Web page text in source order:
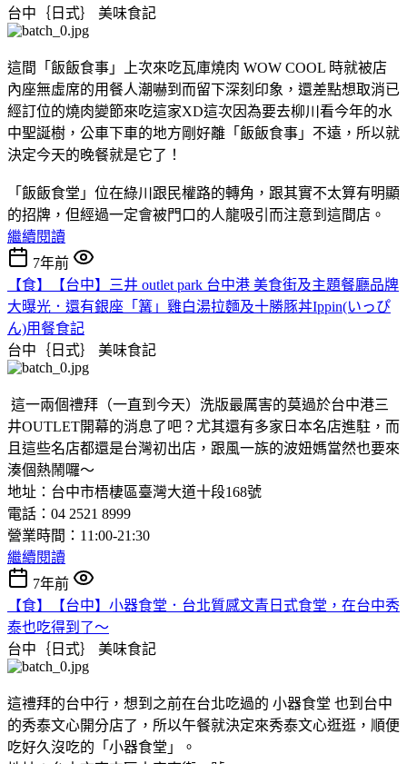
台中｛日式｝ 美味食記
這間「飯飯食事」上次來吃瓦庫燒肉 WOW COOL 時就被店
內座無虛席的用餐人潮嚇到而留下深刻印象，還差點想取消已
經訂位的燒肉變節來吃這家XD這次因為要去柳川看今年的水
中聖誕樹，公車下車的地方剛好離「飯飯食事」不遠，所以就
決定今天的晚餐就是它了！
「飯飯食堂」位在綠川跟民權路的轉角，跟其實不太算有明顯
的招牌，但經過一定會被門口的人龍吸引而注意到這間店。
繼續閱讀
7年前
【食】【台中】三井 outlet park 台中港 美食街及主題餐廳品牌
大曝光．還有銀座「篝」雞白湯拉麵及十勝豚丼Ippin(いっぴ
ん)用餐食記
台中｛日式｝ 美味食記
這一兩個禮拜（一直到今天）洗版最厲害的莫過於台中港三
井OUTLET開幕的消息了吧？尤其還有多家日本名店進駐，而
且這些名店都還是台灣初出店，跟風一族的波妞媽當然也要來
湊個熱鬧囉～
地址：台中市梧棲區臺灣大道十段168號
電話：04 2521 8999
營業時間：11:00-21:30
繼續閱讀
7年前
【食】【台中】小器食堂．台北質感文青日式食堂，在台中秀
泰也吃得到了～
台中｛日式｝ 美味食記
這禮拜的台中行，想到之前在台北吃過的 小器食堂 也到台中
的秀泰文心開分店了，所以午餐就決定來秀泰文心逛逛，順便
吃好久沒吃的「小器食堂」。